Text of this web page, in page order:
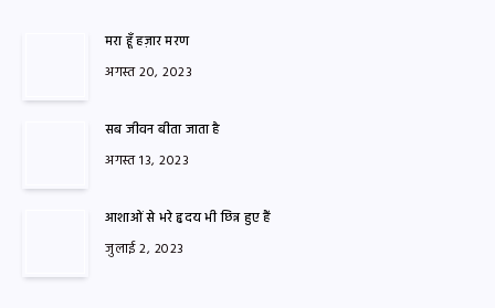
मरा हूँ हज़ार मरण
अगस्त 20, 2023
सब जीवन बीता जाता है
अगस्त 13, 2023
आशाओं से भरे हृदय भी छिन्न हुए हैं
जुलाई 2, 2023